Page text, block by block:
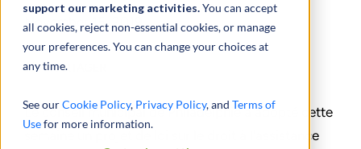
support our marketing activities.You can accept
all cookies, reject non-essential cookies, or manage
your preferences. You can change your choices at
any time.
See ourCookie Policy, Privacy Policy, and Terms of
Usefor more information.
November 15, 2019
PARTAGER
Le conseil municipal de Philadelphie a adopté cette
semaine un projet de loi sur le droit à l'assistance